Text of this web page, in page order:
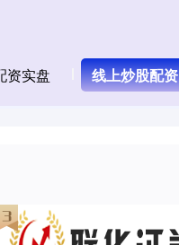
资实盘 线上炒股配资